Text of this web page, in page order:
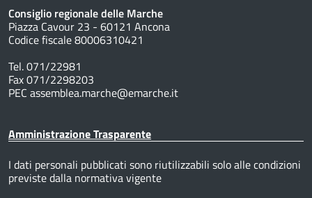
Consiglio regionale delle Marche
Piazza Cavour 23 - 60121 Ancona
Codice fiscale 80006310421
Tel. 071/22981
Fax 071/2298203
PEC assemblea.marche@emarche.it
Amministrazione Trasparente
I dati personali pubblicati sono riutilizzabili solo alle condizioni
previste dalla normativa vigente